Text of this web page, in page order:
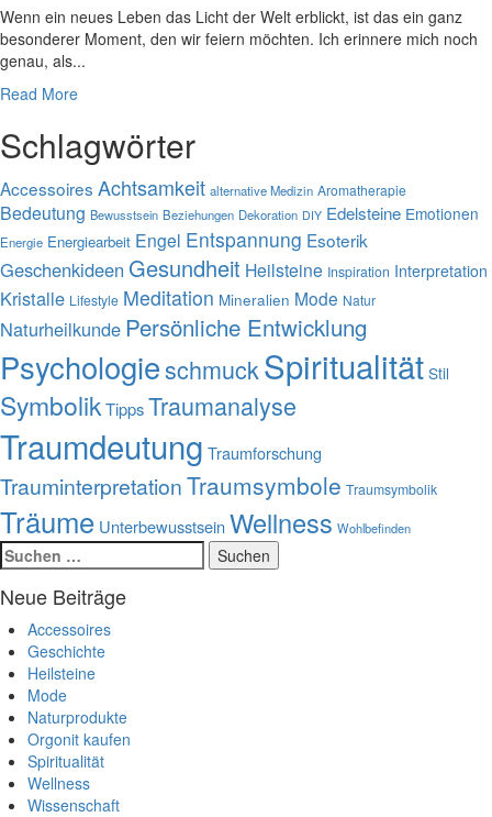
Wenn ein neues Leben das Licht der Welt erblickt, ist das ein ganz
besonderer Moment, den wir feiern möchten. Ich erinnere mich noch
genau, als...
Read More
Schlagwörter
Accessoires Achtsamkeit alternative Medizin Aromatherapie
Bedeutung Bewusstsein Beziehungen Dekoration DIY Edelsteine Emotionen
Energie Energiearbeit Engel Entspannung Esoterik
Geschenkideen Gesundheit Heilsteine Inspiration Interpretation
Kristalle Lifestyle Meditation Mineralien Mode Natur
Naturheilkunde Persönliche Entwicklung
PsychologieschmuckSpiritualität Stil
SymbolikTippsTraumanalyse
Traumdeutung Traumforschung
TrauminterpretationTraumsymbole Traumsymbolik
Träume UnterbewusstseinWellness Wohlbefinden
Suchen
nach:
Neue Beiträge
Accessoires
Geschichte
Heilsteine
Mode
Naturprodukte
Orgonit kaufen
Spiritualität
Wellness
Wissenschaft